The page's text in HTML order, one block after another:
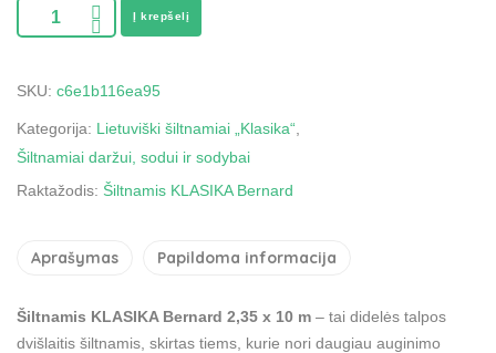
Į krepšelį
SKU: c6e1b116ea95
Kategorija: Lietuviški šiltnamiai „Klasika“
Šiltnamiai daržui, sodui ir sodybai
Raktažodis: Šiltnamis KLASIKA Bernard
Aprašymas Papildoma informacija
Šiltnamis KLASIKA Bernard 2,35 x 10 m – tai didelės talpos
dvišlaitis šiltnamis, skirtas tiems, kurie nori daugiau auginimo